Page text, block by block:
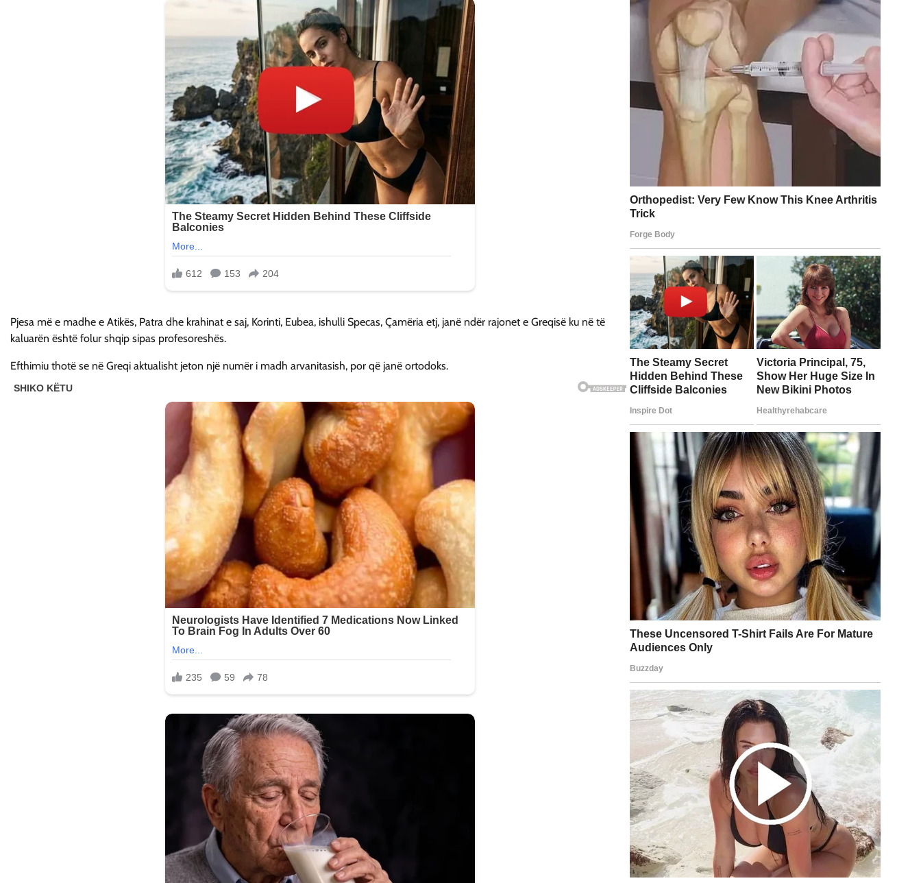
Pjesa më e madhe e Atikës, Patra dhe krahinat e saj, Korinti, Eubea, ishulli Specas, Çamëria etj, janë ndër rajonet e Greqisë ku në të
kaluarën është folur shqip sipas profesoreshës.
Efthimiu thotë se në Greqi aktualisht jeton një numër i madh arvanitasish, por që janë ortodoks.